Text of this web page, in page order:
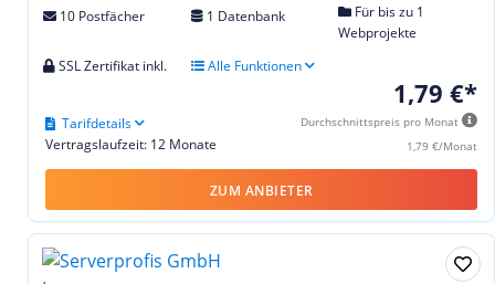
10 Postfächer 1 Datenbank
Für bis zu 1
Webprojekte
SSL Zertifikat inkl.
Alle Funktionen
1,79 €*
Durchschnittspreis pro Monat
1,79 €/Monat
Vertragslaufzeit: 12 Monate
Tarifdetails
ZUM ANBIETER